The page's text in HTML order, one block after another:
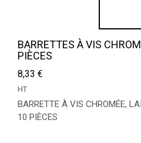
BARRETTES À VIS
PIÈCES
8,33 €
HT
BARRETTE À VIS CHROMÉE,
10 PIÈCES